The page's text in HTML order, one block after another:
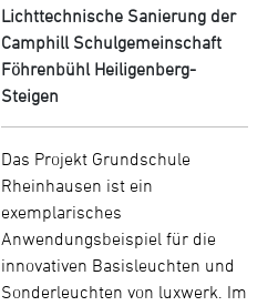
Lichttechnische Sanierung der
Camphill Schulgemeinschaft
Föhrenbühl Heiligenberg-
Steigen
Das Projekt Grundschule
Rheinhausen ist ein
exemplarisches
Anwendungsbeispiel für die
innovativen Basisleuchten und
Sonderleuchten von luxwerk. Im